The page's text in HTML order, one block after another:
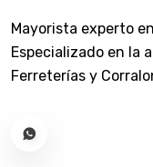
Mayorista experto
Especializado en la
Ferreterías y